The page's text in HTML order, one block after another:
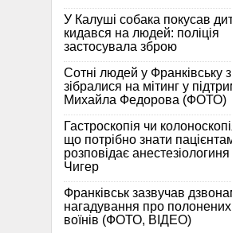
У Калуші собака покусав
кидався на людей: поліція
застосувала зброю
Сотні людей у Франківську
зібралися на мітинг у
Михайла Федорова (ФОТО)
Гастроскопія чи
що потрібно знати
розповідає анестезіологиня
Чигер
Франківськ зазвучав
нагадування про полонених
воїнів (ФОТО, ВІДЕО)